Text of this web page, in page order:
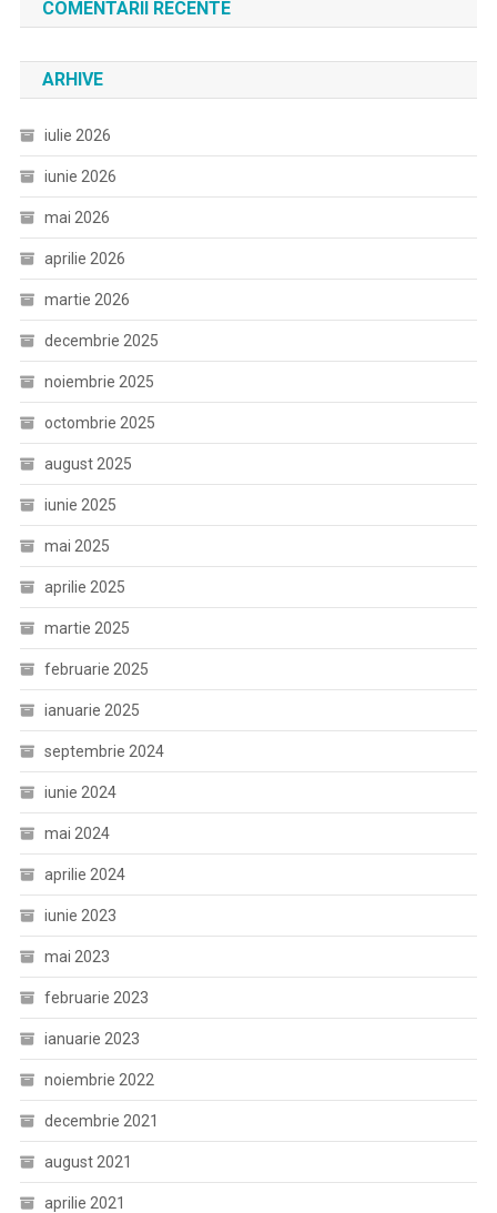
COMENTARII RECENTE
ARHIVE
iulie 2026
iunie 2026
mai 2026
aprilie 2026
martie 2026
decembrie 2025
noiembrie 2025
octombrie 2025
august 2025
iunie 2025
mai 2025
aprilie 2025
martie 2025
februarie 2025
ianuarie 2025
septembrie 2024
iunie 2024
mai 2024
aprilie 2024
iunie 2023
mai 2023
februarie 2023
ianuarie 2023
noiembrie 2022
decembrie 2021
august 2021
aprilie 2021